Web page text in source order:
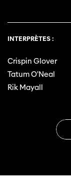
INTERPRÈTES :
Crispin Glover
Tatum O'Neal
Rik Mayall